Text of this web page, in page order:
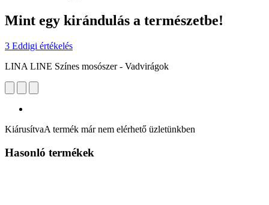
Mint egy kirándulás a természetbe!
3 Eddigi értékelés
LINA LINE Színes mosószer - Vadvirágok
KiárusítvaA termék már nem elérhető üzletünkben
Hasonló termékek